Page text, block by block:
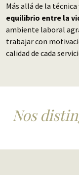
Más allá de la
equilibrio entre la
ambiente laboral
trabajar con
calidad de cada
Nos